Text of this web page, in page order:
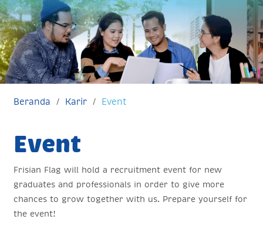
Beranda Karir Event
Event
Frisian Flag will hold a recruitment event for new
graduates and professionals in order to give more
chances to grow together with us. Prepare yourself for
the event!